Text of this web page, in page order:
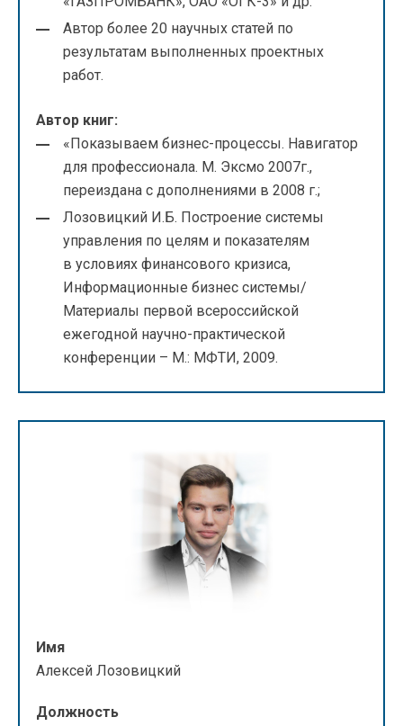
Автор более 20 научных статей по
результатам выполненных проектных
работ.
Автор книг:
«Показываем бизнес-процессы. Навигатор
для профессионала. М. Эксмо 2007г.,
переиздана с дополнениями в 2008 г.;
Лозовицкий И.Б. Построение системы
управления по целям и показателям
в условиях финансового кризиса,
Информационные бизнес системы/
Материалы первой всероссийской
ежегодной научно-практической
конференции – М.: МФТИ, 2009.
Имя
Алексей Лозовицкий
Должность